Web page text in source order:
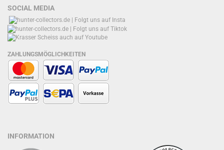
SOCIAL MEDIA
ZAHLUNGSMÖGLICHKEITEN
INFORMATION